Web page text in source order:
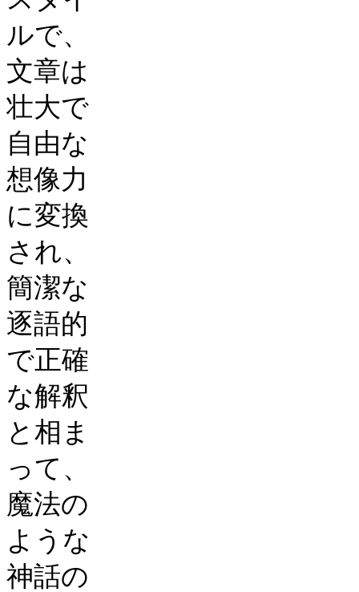
ルで、
文章は
壮大で
自由な
想像力
に変換
され、
簡潔な
逐語的
で正確
な解釈
と相ま
って、
魔法の
ような
神話の